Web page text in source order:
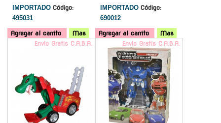
IMPORTADO Código:
495031
Agregar al carrito Mas
IMPORTADO Código:
690012
Agregar al carrito
Mas
Envío Gratis C.A.B.A.
Envío Gratis C.A.B.A.